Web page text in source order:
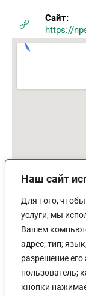
Наш сайт
Для того,
услуги, мы
Вашем
адрес; тип;
разрешение
пользователь;
кнопки
Сайт:
https://